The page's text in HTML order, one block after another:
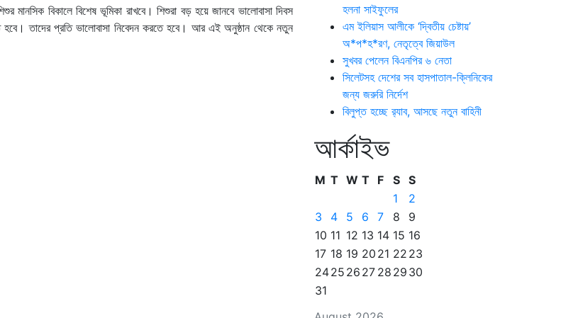
বিকালে বিশেষ ভূমিকা রাখবে। শিশুরা বড় হয়ে জানবে ভালোবাসা দিবস
তাদের প্রতি ভালোবাসা নিবেদন করতে হবে। আর এই অনুষ্ঠান থেকে নতুন
হলনা সাইফুলের
এম ইলিয়াস আলীকে ‘দ্বিতীয় চেষ্টায়’
অ*প*হ*রণ, নেতৃত্বে জিয়াউল
সুখবর পেলেন বিএনপির ৬ নেতা
সিলেটসহ দেশের সব হাসপাতাল-ক্লিনিকের
জন্য জরুরি নির্দেশ
বিলুপ্ত হচ্ছে র‍্যাব, আসছে নতুন বাহিনী
আর্কাইভ
M T W T F S S
1
2
3
4 5 6 7 8
9
10 11 12 13 14 15 16
17 18 19 20 21 22 23
2425 26 27 28 29 30
31